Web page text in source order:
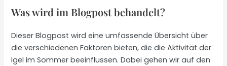
Was wird im Blogpost behandelt?
Dieser Blogpost wird eine umfassende Übersicht über
die verschiedenen Faktoren bieten, die die Aktivität der
Igel im Sommer beeinflussen. Dabei gehen wir auf den